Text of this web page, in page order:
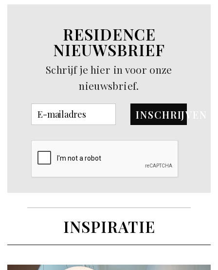
RESIDENCE
NIEUWSBRIEF
Schrijf je hier in voor onze
nieuwsbrief.
INSCHRIJVEN
INSPIRATIE